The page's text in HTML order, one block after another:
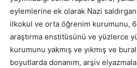
eylemlerine ek olarak Nazi
ilkokul ve orta öğrenim kurumunu,
araştırma enstitüsünü ve yüzlerce
kurumunu yakmış ve yıkmış ve
boyutlarda donanım, arşiv